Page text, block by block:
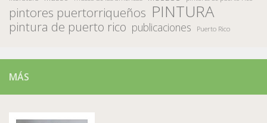
pintores puertorriqueños PINTURA
pintura de puerto rico publicaciones Puerto Rico
MÁS